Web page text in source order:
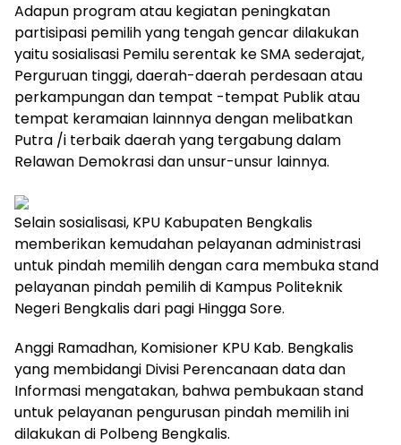
Adapun program atau kegiatan peningkatan
partisipasi pemilih yang tengah gencar dilakukan
yaitu sosialisasi Pemilu serentak ke SMA sederajat,
Perguruan tinggi, daerah-daerah perdesaan atau
perkampungan dan tempat -tempat Publik atau
tempat keramaian lainnnya dengan melibatkan
Putra /i terbaik daerah yang tergabung dalam
Relawan Demokrasi dan unsur-unsur lainnya.
Selain sosialisasi, KPU Kabupaten Bengkalis
memberikan kemudahan pelayanan administrasi
untuk pindah memilih dengan cara membuka stand
pelayanan pindah pemilih di Kampus Politeknik
Negeri Bengkalis dari pagi Hingga Sore.
Anggi Ramadhan, Komisioner KPU Kab. Bengkalis
yang membidangi Divisi Perencanaan data dan
Informasi mengatakan, bahwa pembukaan stand
untuk pelayanan pengurusan pindah memilih ini
dilakukan di Polbeng Bengkalis.